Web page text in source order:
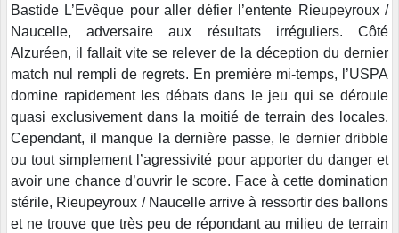
Bastide L’Evêque pour aller défier l’entente Rieupeyroux /
Naucelle, adversaire aux résultats irréguliers. Côté
Alzuréen, il fallait vite se relever de la déception du dernier
match nul rempli de regrets. En première mi-temps, l’USPA
domine rapidement les débats dans le jeu qui se déroule
quasi exclusivement dans la moitié de terrain des locales.
Cependant, il manque la dernière passe, le dernier dribble
ou tout simplement l’agressivité pour apporter du danger et
avoir une chance d’ouvrir le score. Face à cette domination
stérile, Rieupeyroux / Naucelle arrive à ressortir des ballons
et ne trouve que très peu de répondant au milieu de terrain